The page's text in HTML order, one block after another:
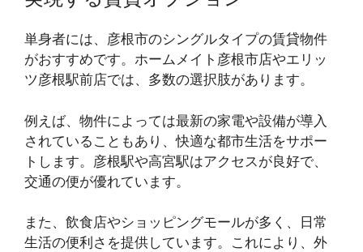
単身者には、彦根市のシングルタイプの賃貸物件
がおすすめです。ホームメイト彦根市店やエリッ
ツ彦根駅前店では、多数の選択肢があります。
例えば、物件によっては最新の家電や設備が導入
されていることもあり、快適な都市生活をサポー
トします。彦根駅や高宮駅はアクセスが良好で、
交通の便が優れています。
また、飲食店やショッピングモールが多く、日常
生活の便利さを提供しています。これにより、外